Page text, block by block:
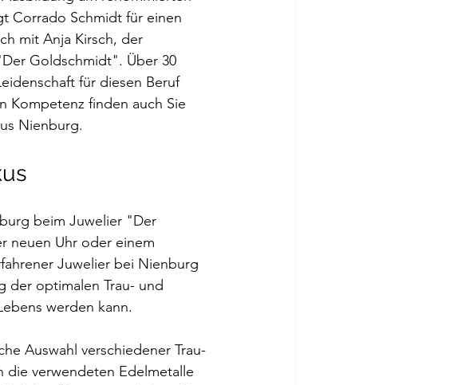
Corrado Schmidt für einen
mit Anja Kirsch, der
Goldschmidt". Über 30
für diesen Beruf
Kompetenz finden auch Sie
Nienburg.
beim Juwelier "Der
neuen Uhr oder einem
Juwelier bei Nienburg
der optimalen Trau- und
werden kann.
Auswahl verschiedener Trau-
die verwendeten Edelmetalle